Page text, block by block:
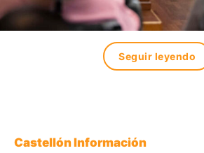
Seguir leyendo
Castellón Información